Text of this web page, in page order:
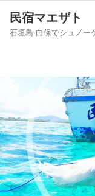
民宿マエザト
石垣島 白保でシュノー